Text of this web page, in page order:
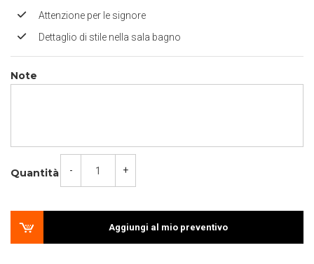
Attenzione per le signore
Dettaglio di stile nella sala bagno
Note
Quantità - +
Aggiungi al mio preventivo